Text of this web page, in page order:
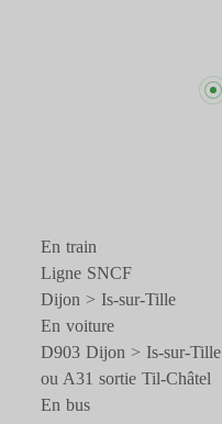
En train
Ligne SNCF
Dijon > Is-sur-Tille
En voiture
D903 Dijon > Is-sur-Tille
ou A31 sortie Til-Châtel
En bus